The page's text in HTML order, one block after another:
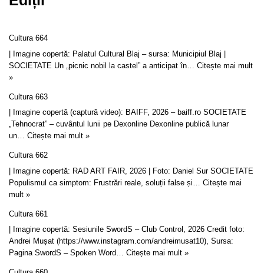
Cultura 664
| Imagine copertă: Palatul Cultural Blaj – sursa: Municipiul Blaj |
SOCIETATE Un „picnic nobil la castel” a anticipat în… Citește mai mult
»
Cultura 663
| Imagine copertă (captură video): BAIFF, 2026 – baiff.ro SOCIETATE
„Tehnocrat” – cuvântul lunii pe Dexonline Dexonline publică lunar
un… Citește mai mult »
Cultura 662
| Imagine copertă: RAD ART FAIR, 2026 | Foto: Daniel Sur SOCIETATE
Populismul ca simptom: Frustrări reale, soluții false și… Citește mai
mult »
Cultura 661
| Imagine copertă: Sesiunile SwordS – Club Control, 2026 Credit foto:
Andrei Mușat (https://www.instagram.com/andreimusat10), Sursa:
Pagina SwordS – Spoken Word… Citește mai mult »